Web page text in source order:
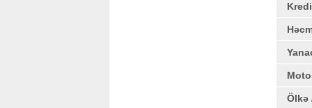
Ölkə